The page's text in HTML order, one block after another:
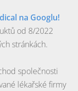
na Googlu!
od 8/2022
stránkách.
společnosti
lékařské firmy